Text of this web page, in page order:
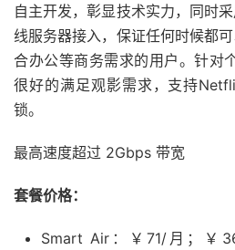
自主开发，彰显技术实力，同时
线服务器接入，保证任何时候都
合办公等商务需求的用户。针对
很好的满足观影需求，支持
锁。
最高速度超过 2Gbps 带宽
套餐价格：
Smart Air：￥71/月；￥